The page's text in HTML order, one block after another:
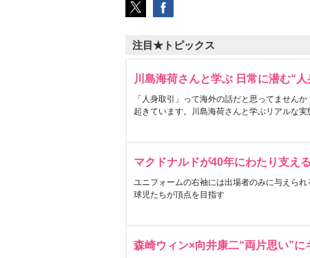
注目★トピックス
川島海荷さんと学ぶ 日常に潜む“
「人身取引」って海外の話だと思ってません
起きています。川島海荷さんと学ぶリアルな実
マクドナルドが40年にわたり支え
ユニフォームの右袖には出場者のみに与えら
球児たちが頂点を目指す
森崎ウィン×向井康二“両片思い”に